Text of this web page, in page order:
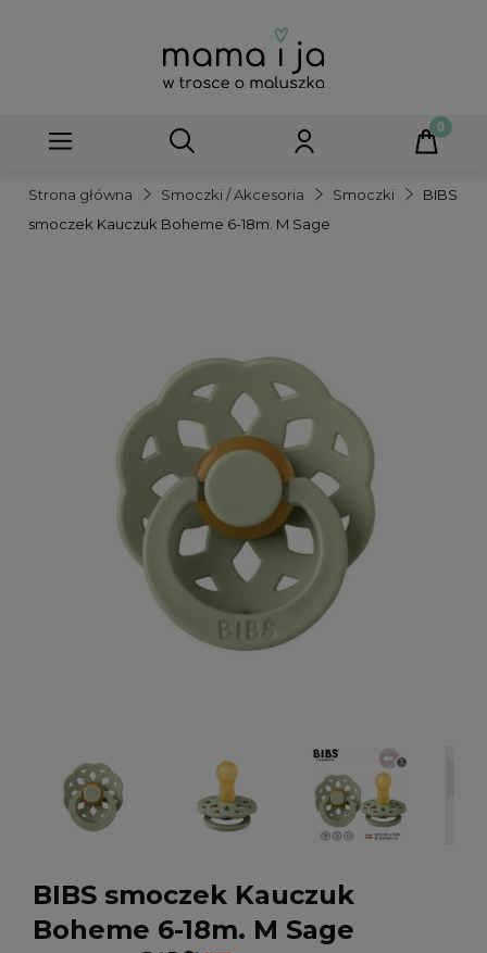
Strona główna Smoczki / Akcesoria Smoczki
BIBS
smoczek Kauczuk Boheme 6-18m. M Sage
BIBS smoczek Kauczuk
Boheme 6-18m. M Sage